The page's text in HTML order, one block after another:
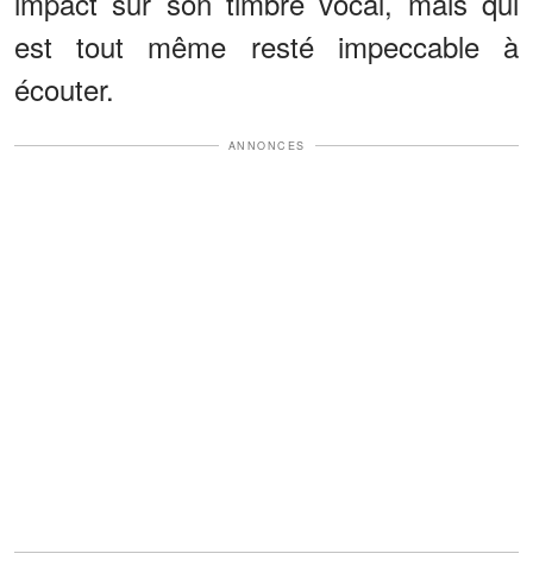
est tout même resté impeccable à
écouter.
ANNONCES